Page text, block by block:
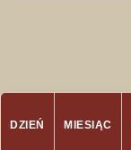
DZIEŃ MIESIĄC